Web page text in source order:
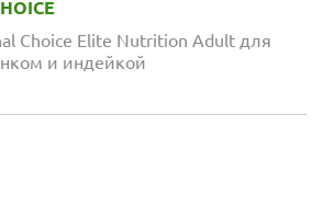
Choice Elite Nutrition Adult для
и индейкой